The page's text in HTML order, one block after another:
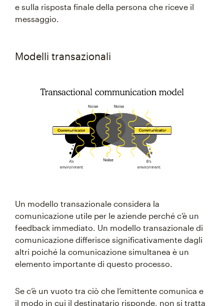
e sulla risposta finale della persona che riceve il
messaggio.
Modelli transazionali
Un modello transazionale considera la
comunicazione utile per le aziende perché c’è un
feedback immediato. Un modello transazionale di
comunicazione differisce significativamente dagli
altri poiché la comunicazione simultanea è un
elemento importante di questo processo.
Se c’è un vuoto tra ciò che l’emittente comunica e
il modo in cui il destinatario risponde, non si tratta